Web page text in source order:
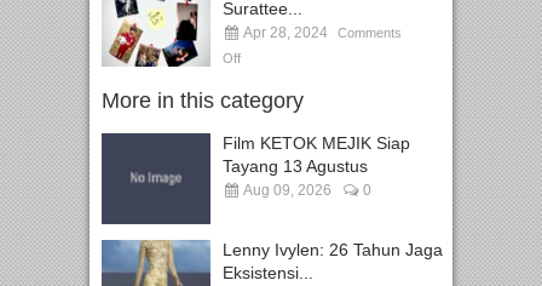
Surattee...
Apr 28, 2024
Comments
Off
More in this category
Film KETOK MEJIK Siap
Tayang 13 Agustus
Aug 09, 2026 0
Lenny Ivylen: 26 Tahun Jaga
Eksistensi...